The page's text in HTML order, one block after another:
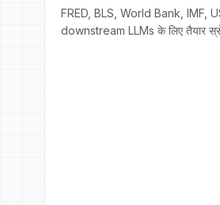
FRED, BLS, World Bank, IMF,
downstream LLMs के लिए तैयार